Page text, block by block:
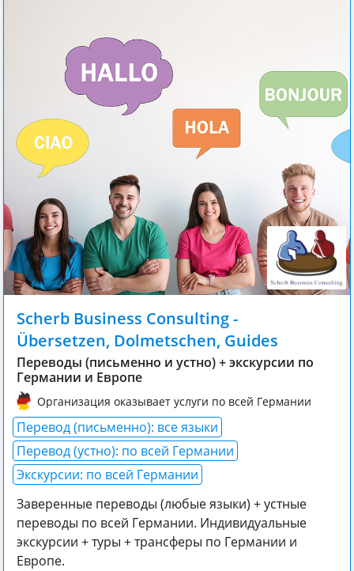
Scherb Business Consulting -
Übersetzen, Dolmetschen, Guides
Переводы (письменно и устно) + экскурсии по
Германии и Европе
Организация оказывает услуги по всей Германии
Перевод (письменно): все языки
Перевод (устно): по всей Германии
Экскурсии: по всей Германии
Заверенные переводы (любые языки) + устные
переводы по всей Германии. Индивидуальные
экскурсии + туры + трансферы по Германии и
Европе.